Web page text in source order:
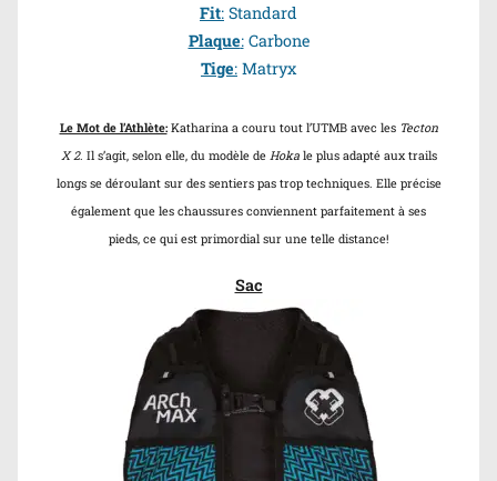
Fit: Standard
Plaque:Carbone
Tige: Matryx
Le Mot de l’Athlète:Katharina a couru tout l’UTMB avec les Tecton
X 2. Il s’agit, selon elle, du modèle de Hoka le plus adapté aux trails
longs se déroulant sur des sentiers pas trop techniques. Elle précise
également que les chaussures conviennent parfaitement à ses
pieds, ce qui est primordial sur une telle distance!
Sac